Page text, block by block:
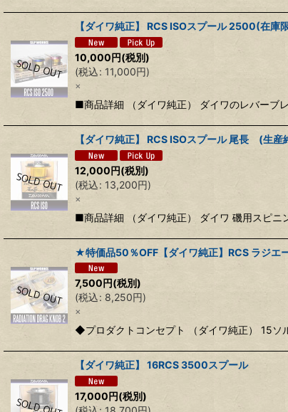
【ダイワ純正】 RCS ISOスプール 2500(在庫
10,000円(税別)
(税込: 11,000円)
×
■商品詳細 （ダイワ純正） ダイワのレバーブ
【ダイワ純正】 RCS ISOスプール 尾長 (生産
12,000円(税別)
(税込: 13,200円)
×
■商品詳細 （ダイワ純正） ダイワ 磯用スピニ
★特価品50％OFF【ダイワ純正】RCS ラジエ
7,500円(税別)
(税込: 8,250円)
×
◆プロダクトコンセプト （ダイワ純正） 15ソ
【ダイワ純正】 16RCS 3500スプール
17,000円(税別)